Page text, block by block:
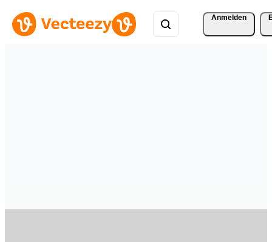
Anmelden